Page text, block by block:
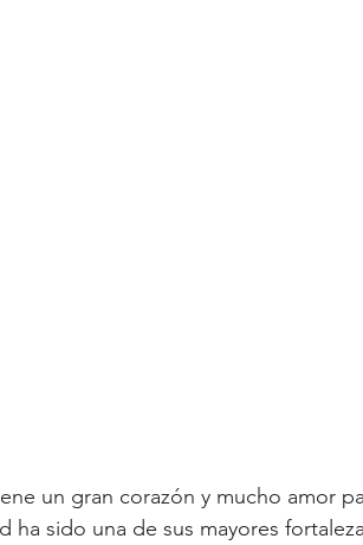
un gran corazón y mucho amor
ha sido una de sus mayores